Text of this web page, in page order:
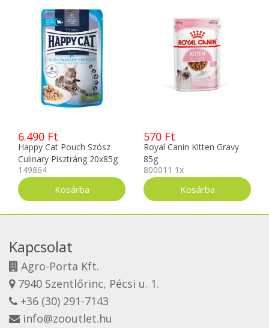
6.490 Ft
Happy Cat Pouch Szósz
Culinary Pisztráng 20x85g
149864
570 Ft
Royal Canin Kitten Gravy
85g
800011 1x
Kapcsolat
Agro-Porta Kft.
7940 Szentlőrinc, Pécsi u. 1.
+36 (30) 291-7143
info@zooutlet.hu